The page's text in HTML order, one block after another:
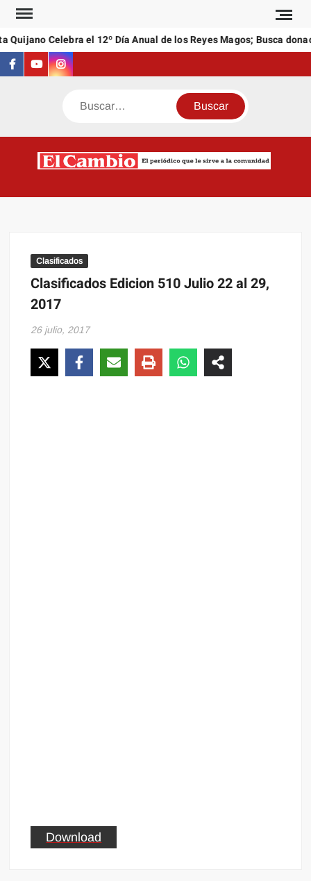
Saltar
contenido
Quijano Celebra el 12º Día Anual de los Reyes Magos; Busca
Facebook
YoutubeInstagram
Buscar
Clasificados
Clasificados Edicion 510 Julio 22 al 29,
2017
26 julio, 2017
Download